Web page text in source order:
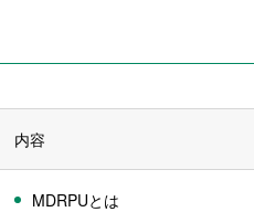
内容
MDRPUとは